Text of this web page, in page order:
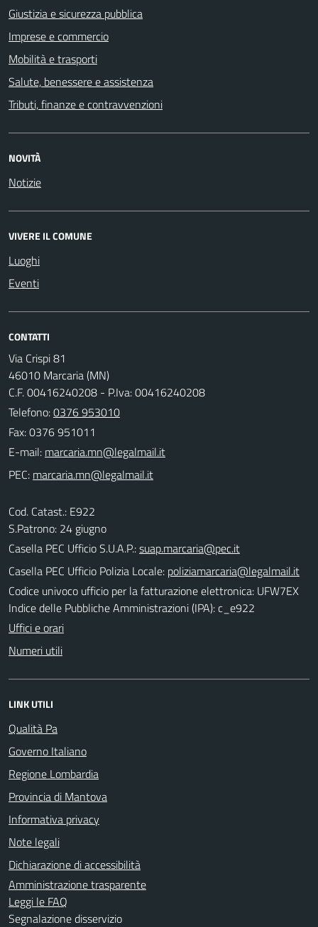
Giustizia e sicurezza pubblica
Imprese e commercio
Mobilità e trasporti
Salute, benessere e assistenza
Tributi, finanze e contravvenzioni
NOVITÀ
Notizie
VIVERE IL COMUNE
Luoghi
Eventi
CONTATTI
Via Crispi 81
46010 Marcaria (MN)
C.F. 00416240208 - P.Iva: 00416240208
Telefono:0376 953010
Fax: 0376 951011
E-mail:
PEC:
Cod. Catast.: E922
S.Patrono: 24 giugno
Casella PEC Ufficio S.U.A.P.:suap.marcaria@pec.it
Casella PEC Ufficio Polizia Locale: poliziamarcaria@legalmail.it
Codice univoco ufficio per la fatturazione elettronica: UFW7EX
Indice delle Pubbliche Amministrazioni (IPA): c_e922
Uffici e orari
Numeri utili
LINK UTILI
Qualità Pa
Governo Italiano
Regione Lombardia
Provincia di Mantova
Informativa privacy
Note legali
Dichiarazione di accessibilità
Amministrazione trasparente
Leggi le FAQ
Segnalazione disservizio